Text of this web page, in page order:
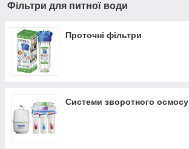
Фільтри для питної води
Проточні фільтри
Системи зворотного осмосу